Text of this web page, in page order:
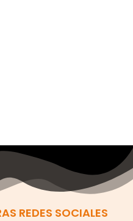
REDES SOCIALES